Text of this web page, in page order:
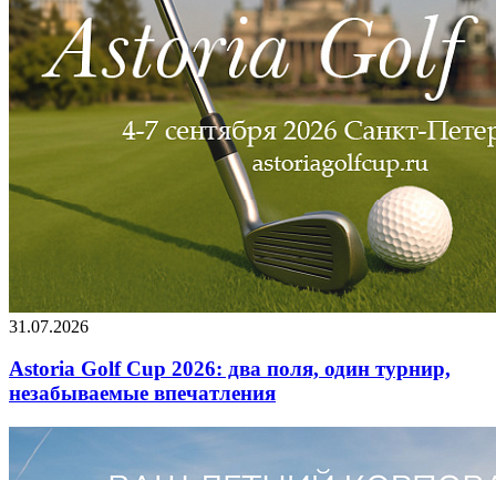
31.07.2026
Astoria Golf Cup 2026: два поля, один турнир,
незабываемые впечатления